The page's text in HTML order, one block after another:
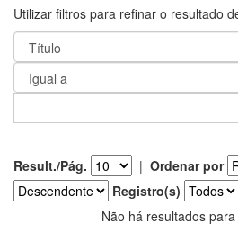
Utilizar filtros para refinar o resultado
Result./Pág. | Ordenar por
Registro(s)
Não há resultados